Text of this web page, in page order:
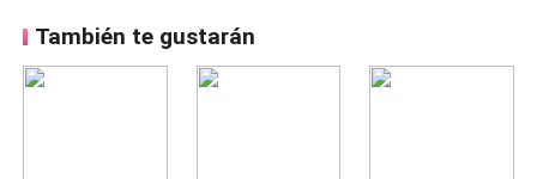
También te gustarán